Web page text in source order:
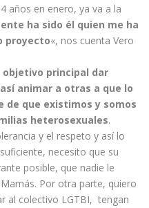
años en enero, ya va a la
ha sido él quien me ha
proyecto«, nos cuenta Vero
objetivo principal dar
animar a otras a que lo
de que existimos y somos
heterosexuales.
y el respeto y así lo
necesito que su
posible, que nadie le
Por otra parte, quiero
al colectivo LGTBI, tengan